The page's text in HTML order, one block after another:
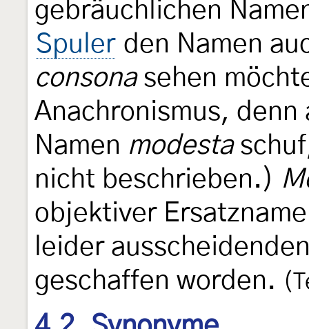
gebräuchlichen
Spuler den Namen
consonasehen
Anachronismus, denn
Namen modesta
nicht beschrieben.)
objektiver
leider
geschaffen worden.